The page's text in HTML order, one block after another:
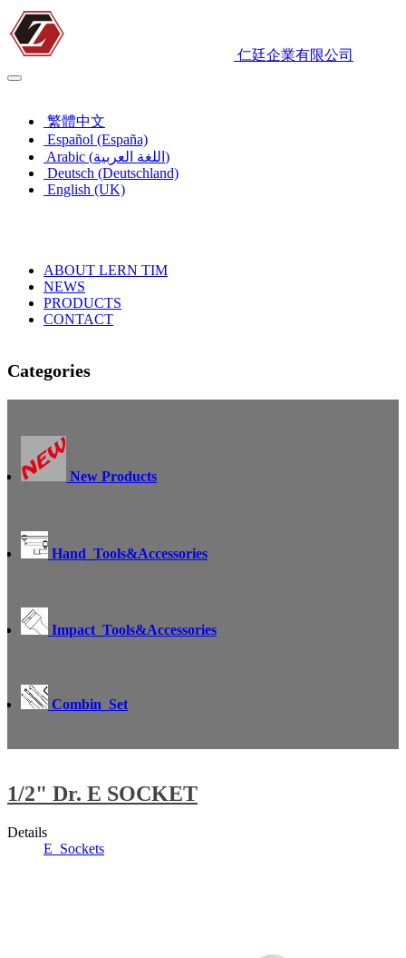
仁廷企業有限公司
繁體中文
Español (España)
Arabic (اللغة العربية)
Deutsch (Deutschland)
English (UK)
ABOUT LERN TIM
NEWS
PRODUCTS
CONTACT
1/2" Dr. E SOCKET
Details
E_Sockets
Categories
New Products
Hand_Tools&Accessories
Impact_Tools&Accessories
Combin_Set